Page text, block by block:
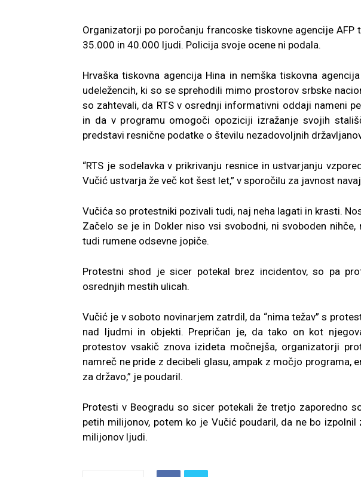
Organizatorji po poročanju francoske tiskovne agencije
35.000 in 40.000 ljudi. Policija svoje ocene ni podala.
Hrvaška tiskovna agencija Hina in nemška tiskovna
udeležencih, ki so se sprehodili mimo prostorov srbske
so zahtevali, da RTS v osrednji informativni oddaji nameni
in da v programu omogoči opoziciji izražanje svojih
predstavi resnične podatke o številu nezadovoljnih
“RTS je sodelavka v prikrivanju resnice in ustvarjanju
Vučić ustvarja že več kot šest let,” v sporočilu za javnost
Vučića so protestniki pozivali tudi, naj neha lagati in krasti.
Začelo se je in Dokler niso vsi svobodni, ni svoboden
tudi rumene odsevne jopiče.
Protestni shod je sicer potekal brez incidentov, so pa
osrednjih mestih ulicah.
Vučić je v soboto novinarjem zatrdil, da “nima težav” s
nad ljudmi in objekti. Prepričan je, da tako on kot
protestov vsakič znova izideta močnejša, organizatorji
namreč ne pride z decibeli glasu, ampak z močjo programa,
za državo,” je poudaril.
Protesti v Beogradu so sicer potekali že tretjo zaporedno
petih milijonov, potem ko je Vučić poudaril, da ne bo
milijonov ljudi.